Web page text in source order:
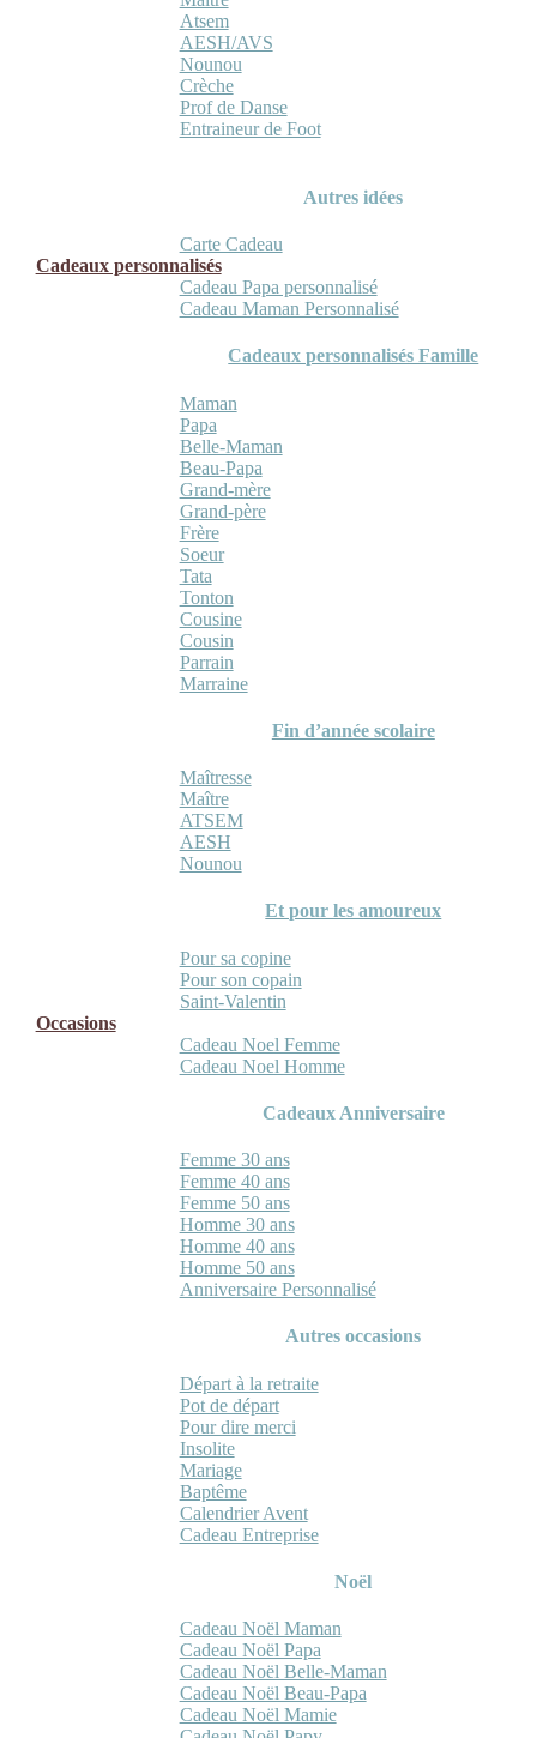
Atsem
AESH/AVS
Nounou
Crèche
Prof de Danse
Entraineur de Foot
Autres idées
Carte Cadeau
Cadeaux personnalisés
Cadeau Papa personnalisé
Cadeau Maman Personnalisé
Cadeaux personnalisés Famille
Maman
Papa
Belle-Maman
Beau-Papa
Grand-mère
Grand-père
Frère
Soeur
Tata
Tonton
Cousine
Cousin
Parrain
Marraine
Fin d’année scolaire
Maîtresse
Maître
ATSEM
AESH
Nounou
Et pour les amoureux
Pour sa copine
Pour son copain
Saint-Valentin
Occasions
Cadeau Noel Femme
Cadeau Noel Homme
Cadeaux Anniversaire
Femme 30 ans
Femme 40 ans
Femme 50 ans
Homme 30 ans
Homme 40 ans
Homme 50 ans
Anniversaire Personnalisé
Autres occasions
Départ à la retraite
Pot de départ
Pour dire merci
Insolite
Mariage
Baptême
Calendrier Avent
Cadeau Entreprise
Noël
Cadeau Noël Maman
Cadeau Noël Papa
Cadeau Noël Belle-Maman
Cadeau Noël Beau-Papa
Cadeau Noël Mamie